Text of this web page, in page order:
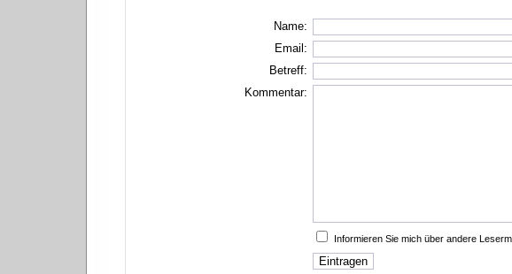
Name:
Email:
Betreff:
Kommentar:
Informieren Sie mich über andere